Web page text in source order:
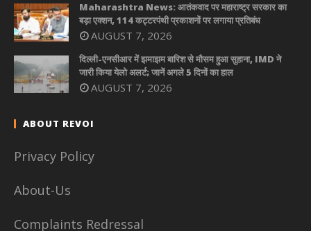
Maharashtra News: आतंकवाद पर महाराष्ट्र सरकार का
बड़ा एक्शन, 114 कट्टरपंथी प्रकाशनों पर लगाया प्रतिबंध
AUGUST 7, 2026
दिल्ली-एनसीआर में झमाझम बारिश से मौसम हुआ सुहाना, IMD ने
जारी किया येलो अलर्ट; जानें अगले 5 दिनों का हाल
AUGUST 7, 2026
ABOUT REVOI
Privacy Policy
About-Us
Complaints Redressal